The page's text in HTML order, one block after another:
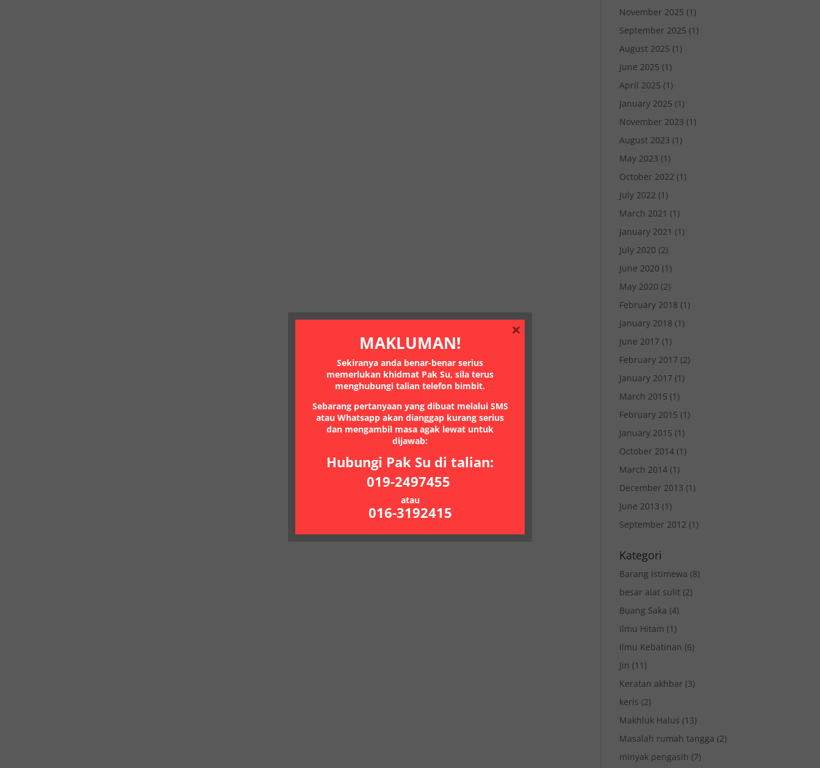
November 2025 (1)
September 2025 (1)
August 2025 (1)
June 2025 (1)
April 2025 (1)
January 2025 (1)
November 2023 (1)
August 2023 (1)
May 2023 (1)
October 2022 (1)
July 2022 (1)
March 2021 (1)
January 2021 (1)
July 2020 (2)
June 2020 (1)
May 2020 (2)
February 2018 (1)
January 2018 (1)
June 2017 (1)
February 2017 (2)
January 2017 (1)
March 2015 (1)
February 2015 (1)
January 2015 (1)
October 2014 (1)
March 2014 (1)
December 2013 (1)
June 2013 (1)
September 2012 (1)
Kategori
Barang Istimewa (8)
besar alat sulit (2)
Buang Saka (4)
Ilmu Hitam (1)
Ilmu Kebatinan (6)
Jin (11)
Keratan akhbar (3)
keris (2)
Makhluk Halus (13)
Masalah rumah tangga (2)
minyak pengasih (7)
MAKLUMAN!
Sekiranya anda benar-benar serius
memerlukan khidmat Pak Su, sila terus
menghubungi talian telefon bimbit.
Sebarang pertanyaan yang dibuat melalui SMS
atau Whatsapp akan dianggap kurang serius
dan mengambil masa agak lewat untuk
dijawab:
Hubungi Pak Su di talian:
019-2497455
atau
016-3192415
×